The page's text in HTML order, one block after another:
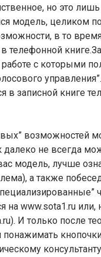
но это
модель, целиком
в то
телефонной
с которыми
записной книге
возможностей
не всегда
модель, лучше
а также
www.sota1.ru или,
И только после
понажимать